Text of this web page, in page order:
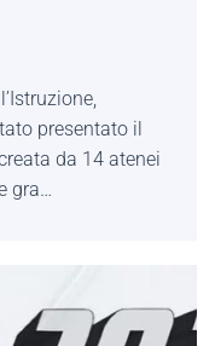
presentato il
da 14 atenei
gra…